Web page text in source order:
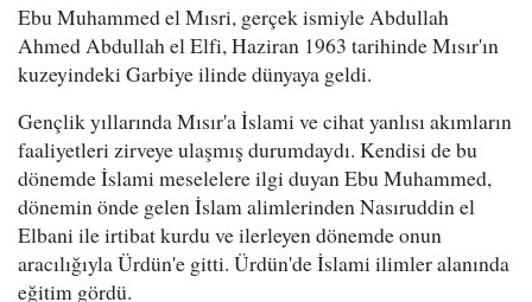
Ebu Muhammed el Mısri, gerçek ismiyle Abdullah
Ahmed Abdullah el Elfi, Haziran 1963 tarihinde Mısır'ın
kuzeyindeki Garbiye ilinde dünyaya geldi.
Gençlik yıllarında Mısır'a İslami ve cihat yanlısı akımların
faaliyetleri zirveye ulaşmış durumdaydı. Kendisi de bu
dönemde İslami meselelere ilgi duyan Ebu Muhammed,
dönemin önde gelen İslam alimlerinden Nasıruddin el
Elbani ile irtibat kurdu ve ilerleyen dönemde onun
aracılığıyla Ürdün'e gitti. Ürdün'de İslami ilimler alanında
eğitim gördü.